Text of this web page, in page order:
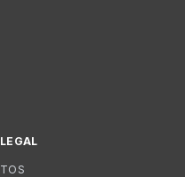
LEGAL
TOS